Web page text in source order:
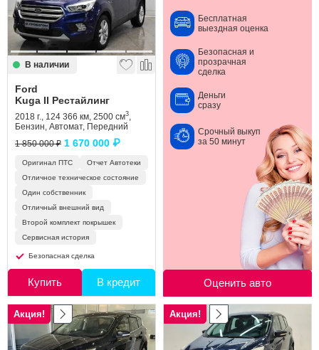
В наличии
Ford
Kuga II Рестайлинг
2018 г., 124 366 км, 2500 см3,
Бензин, Автомат, Передний
1 850 000 ₽ 1 670 000 ₽
Оригинал ПТС
Отчет Автотеки
Отличное техническое состояние
Один собственник
Отличный внешний вид
Второй комплект покрышек
Сервисная история
Безопасная сделка
Купить В кредит
Бесплатная
выездная оценка
Безопасная и
прозрачная
сделка
Деньги
сразу
Срочный выкуп
за 50 минут
Оценить авто
Акция! Акция!